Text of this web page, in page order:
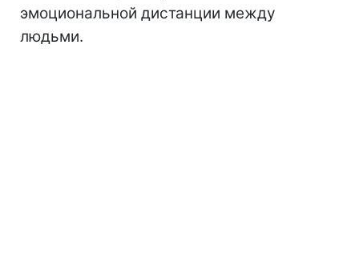
эмоциональной дистанции между
людьми.